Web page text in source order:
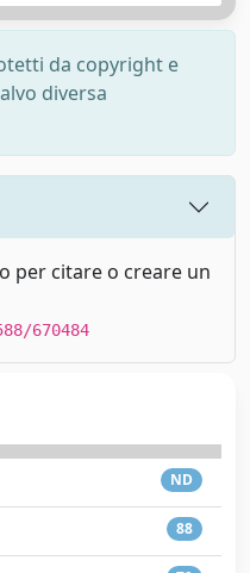
da copyright e
diversa
per citare o creare un
670484
ND
88